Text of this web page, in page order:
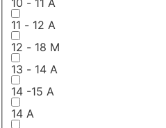
10 - 11 A
11 - 12 A
12 - 18 M
13 - 14 A
14 -15 A
14 A